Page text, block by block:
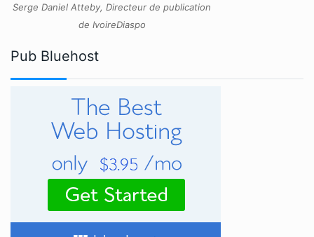
Serge Daniel Atteby, Directeur de publication
de IvoireDiaspo
Pub Bluehost